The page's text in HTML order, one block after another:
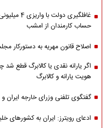
غافلگیری
حساب کارمندان از امشب
اصلاح قانون مهریه به دستورکار
اگر یارانه نقدی یا کالابرگ قطع شد
هویت یارانه و کالابرگ
گفتگوی تلفنی وزرای خارجه ایران و
ادعای رویترز: ایران به کشورهای